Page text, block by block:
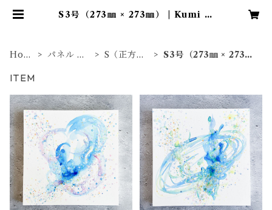
S3号（273㎜ × 273㎜） | Kumi N
Hom
パネル 原
S（正方
S3号（273㎜ × 273
ITEM